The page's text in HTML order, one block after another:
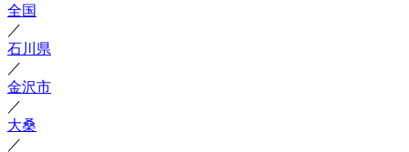
全国
／
石川県
／
金沢市
／
大桑
／